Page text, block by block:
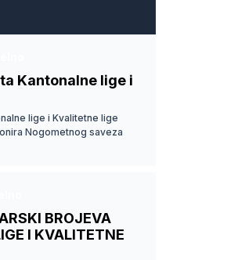
Kantonalne lige i
lige i Kvalitetne lige
Nogometnog saveza
BROJEVA
I KVALITETNE